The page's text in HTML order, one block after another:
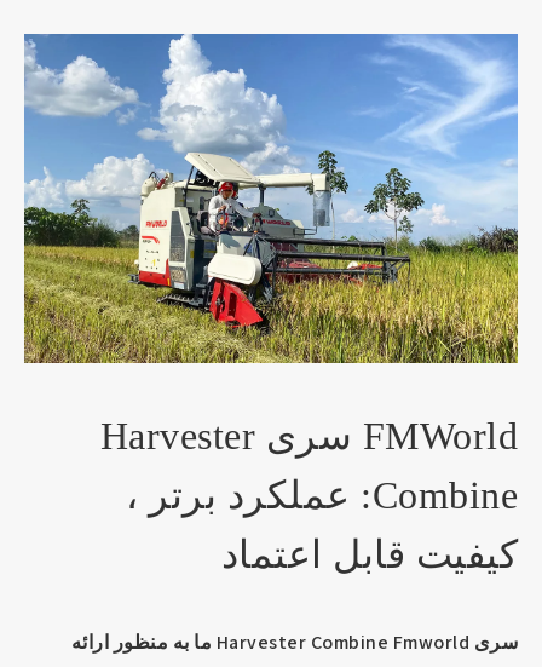
FMWorld سری Harvester
Combine: عملکرد برتر ،
کیفیت قابل اعتماد
سری Harvester Combine Fmworld ما به منظور ارائه